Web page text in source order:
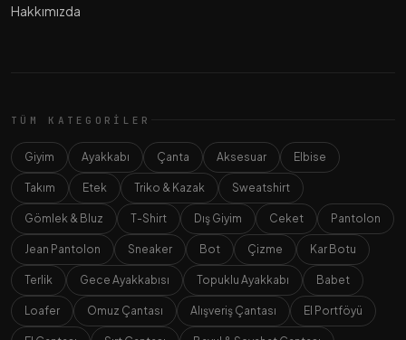
Hakkımızda
TÜM KATEGORILER
Giyim Ayakkabı Çanta Aksesuar Elbise
Takım Etek Triko & Kazak Sweatshirt
Gömlek & Bluz T-Shirt Dış Giyim Ceket Pantolon
Jean Pantolon Sneaker Bot Çizme Kar Botu
Terlik Gece Ayakkabısı Topuklu Ayakkabı Babet
Loafer Omuz Çantası Alışveriş Çantası El Portföyü